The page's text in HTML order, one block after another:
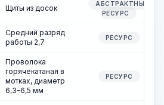
Щиты из досок
АБСТРАКТНЫЙ
РЕСУРС
Средний разряд
работы 2,7
РЕСУРС
Проволока
горячекатаная в
мотках, диаметр
6,3-6,5 мм
РЕСУРС